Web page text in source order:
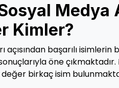
Medya
Kimler?
açısından başarılı
öne
birkaç isim